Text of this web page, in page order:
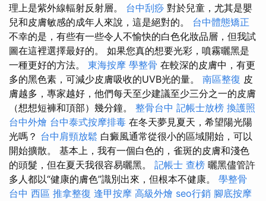
理上是紫外線輻射反射層。 台中刮痧 對於兒童，尤其是嬰
兒和皮膚敏感的成年人來說，這是絕對的。 台中體態矯正
不幸的是，有些有一些令人不愉快的白色化妝品層，但我試
圖在這裡選擇最好的。 如果您真的想要光彩，噴霧曬黑是
一種更好的方法。 東海按摩 學整骨 在較深的皮膚中，有更
多的黑色素，可減少皮膚吸收的UVB光的量。 南區整復 皮
膚越多，專家越好，他們每天至少建議至少三分之一的皮膚
（想想短褲和頂部）幾分鐘。 整骨台中 記帳士放榜 換護照
台中外燴 台中泰式按摩排毒 在冬天夢見夏天，希望陽光陽
光嗎？ 台中肩頸放鬆 白癜風通常從很小的區域開始，可以
開始擴散。 基本上，我有一個白色的，雀斑的皮膚和淺色
的頭髮，但在夏天我很容易曬黑。 記帳士 查榜 曬黑儘管許
多人都以“健康的膚色”識別出來，但根本不健康。 學整骨
台中 西區 推拿整復 逢甲按摩 高級外燴 seo行銷 腳底按摩